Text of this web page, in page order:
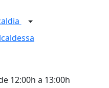
12:00h a 13:00h